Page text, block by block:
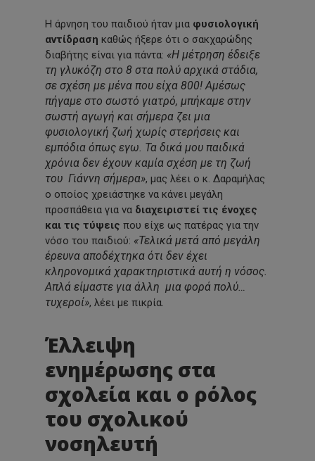
Η άρνηση του παιδιού ήταν μια φυσιολογική
αντίδραση καθώς ήξερε ότι ο σακχαρώδης
διαβήτης είναι για πάντα: «Η μέτρηση έδειξε
τη γλυκόζη στο 8 στα πολύ αρχικά στάδια,
σε σχέση με μένα που είχα 800! Αμέσως
πήγαμε στο σωστό γιατρό, μπήκαμε στην
σωστή αγωγή και σήμερα ζει μια
φυσιολογική ζωή χωρίς στερήσεις και
εμπόδια όπως εγω. Τα δικά μου παιδικά
χρόνια δεν έχουν καμία σχέση με τη ζωή
του Γιάννη σήμερα», μας λέει ο κ. Δαραμήλας
ο οποίος χρειάστηκε να κάνει μεγάλη
προσπάθεια για να διαχειριστεί τις ένοχες
και τις τύψεις που είχε ως πατέρας για την
νόσο του παιδιού: «Τελικά μετά από μεγάλη
έρευνα αποδέχτηκα ότι δεν έχει
κληρονομικά χαρακτηριστικά αυτή η νόσος.
Απλά είμαστε για άλλη μια φορά πολύ…
τυχεροί», λέει με πικρία.
Έλλειψη
ενημέρωσης στα
σχολεία και ο ρόλος
του σχολικού
νοσηλευτή